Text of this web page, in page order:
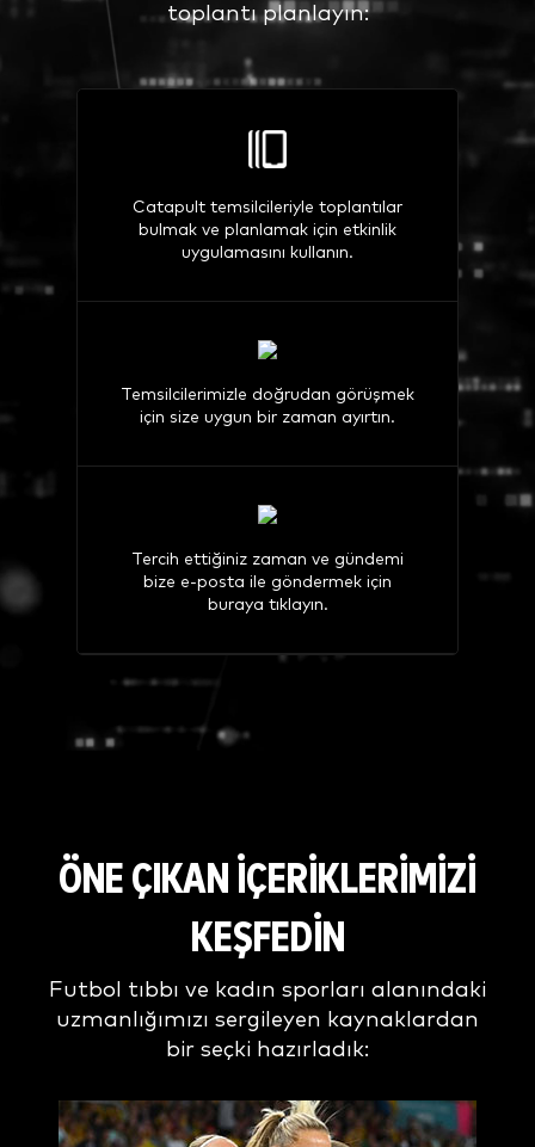
toplantı planlayın:
Catapult temsilcileriyle toplantılar
bulmak ve planlamak için etkinlik
uygulamasını kullanın.
Temsilcilerimizle doğrudan görüşmek
için size uygun bir zaman ayırtın.
Tercih ettiğiniz zaman ve gündemi
bize e-posta ile göndermek için
buraya tıklayın.
ÖNE ÇIKAN İÇERIKLERIMIZI
KEŞFEDIN
Futbol tıbbı ve kadın sporları alanındaki
uzmanlığımızı sergileyen kaynaklardan
bir seçki hazırladık: